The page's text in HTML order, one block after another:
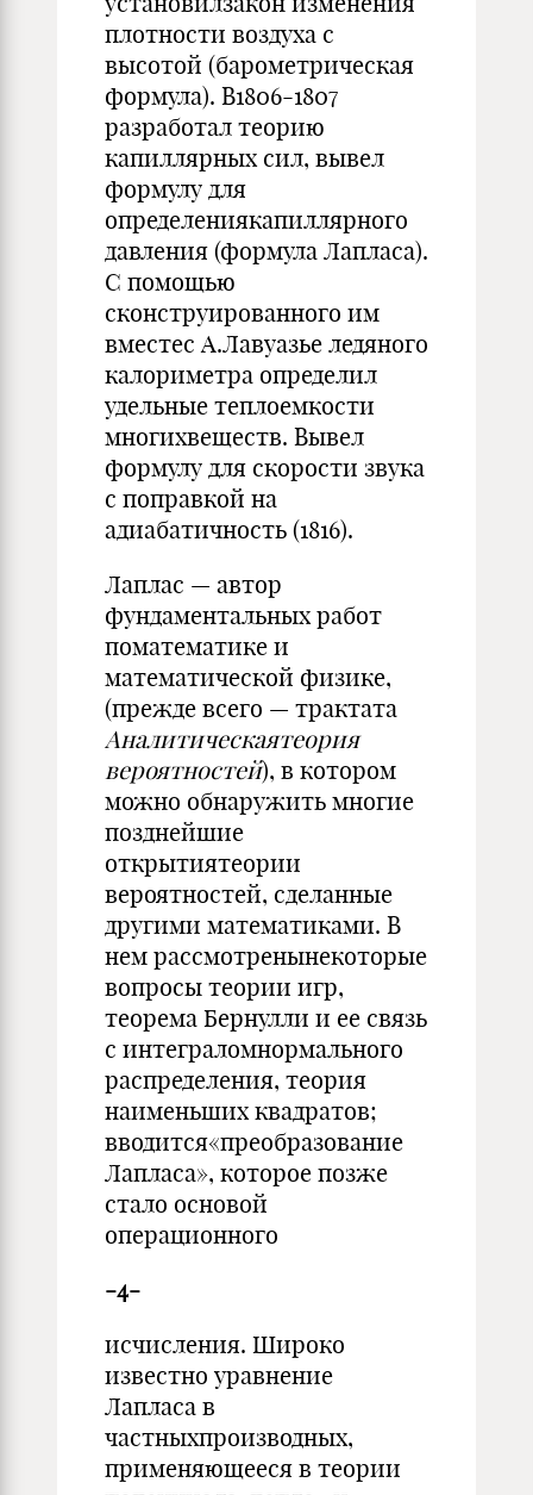
плотности воздуха с
высотой (барометрическая
формула). В1806-1807
разработал теорию
капиллярных сил, вывел
формулу для
определениякапиллярного
давления (формула Лапласа).
С помощью
сконструированного им
вместес А.Лавуазье ледяного
калориметра определил
удельные теплоемкости
многихвеществ. Вывел
формулу для скорости звука
с поправкой на
адиабатичность (1816).
Лаплас — автор
фундаментальных работ
поматематике и
математической физике,
(прежде всего — трактата
Аналитическаятеория
вероятностей), в котором
можно обнаружить многие
позднейшие
открытиятеории
вероятностей, сделанные
другими математиками. В
нем рассмотренынекоторые
вопросы теории игр,
теорема Бернулли и ее связь
с интеграломнормального
распределения, теория
наименьших квадратов;
вводится«преобразование
Лапласа», которое позже
стало основой
операционного
-4-
исчисления. Широко
известно уравнение
Лапласа в
частныхпроизводных,
применяющееся в теории